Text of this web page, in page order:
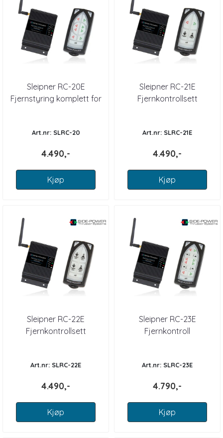
Sleipner RC-20E
Fjernstyring komplett for
Art.nr: SLRC-20
4.490,-
Kjøp
Sleipner RC-21E
Fjernkontrollsett
Art.nr: SLRC-21E
4.490,-
Kjøp
Sleipner RC-22E
Fjernkontrollsett
Art.nr: SLRC-22E
4.490,-
Kjøp
Sleipner RC-23E
Fjernkontroll
Art.nr: SLRC-23E
4.790,-
Kjøp